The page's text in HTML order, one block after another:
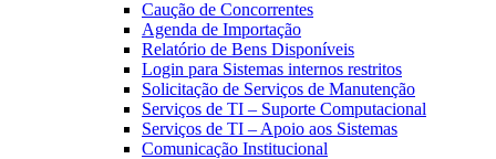
Caução de Concorrentes
Agenda de Importação
Relatório de Bens Disponíveis
Login para Sistemas internos restritos
Solicitação de Serviços de Manutenção
Serviços de TI – Suporte Computacional
Serviços de TI – Apoio aos Sistemas
Comunicação Institucional